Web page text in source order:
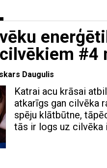
#4
Daugulis
Katrai acu krāsai
atkarīgs gan cilvēka
spēju klātbūtne,
tās ir logs uz cilvēka